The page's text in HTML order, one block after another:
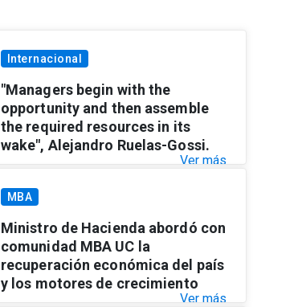
Internacional
"Managers begin with the
opportunity and then assemble
the required resources in its
wake", Alejandro Ruelas-Gossi.
Ver más
MBA
Ministro de Hacienda abordó con
comunidad MBA UC la
recuperación económica del país
y los motores de crecimiento
Ver más